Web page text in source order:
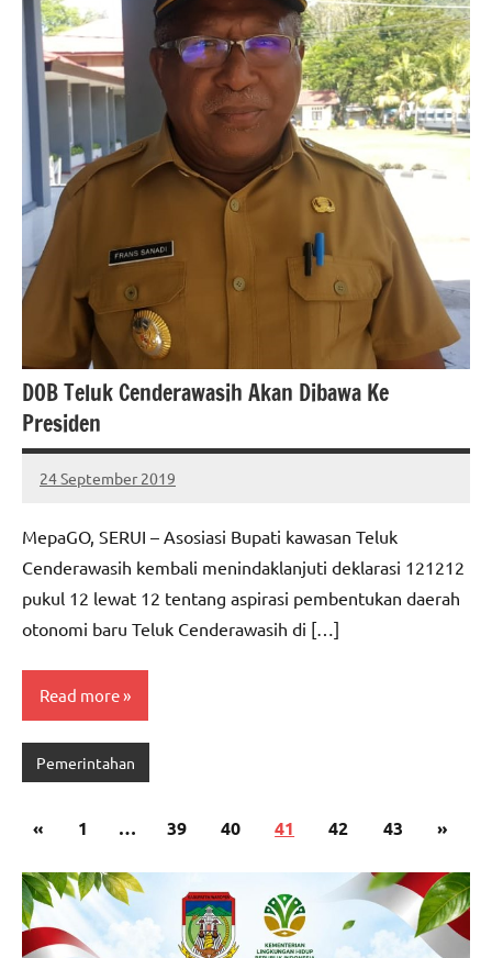
DOB Teluk Cenderawasih Akan Dibawa Ke
Presiden
24 September 2019
MEPAGO
No
MepaGO, SERUI – Asosiasi Bupati kawasan Teluk
Cenderawasih kembali menindaklanjuti deklarasi 121212
pukul 12 lewat 12 tentang aspirasi pembentukan daerah
otonomi baru Teluk Cenderawasih di […]
Read more
Pemerintahan
Paginasi
«Previous
1 … 39 40 41 42 43
Next
»